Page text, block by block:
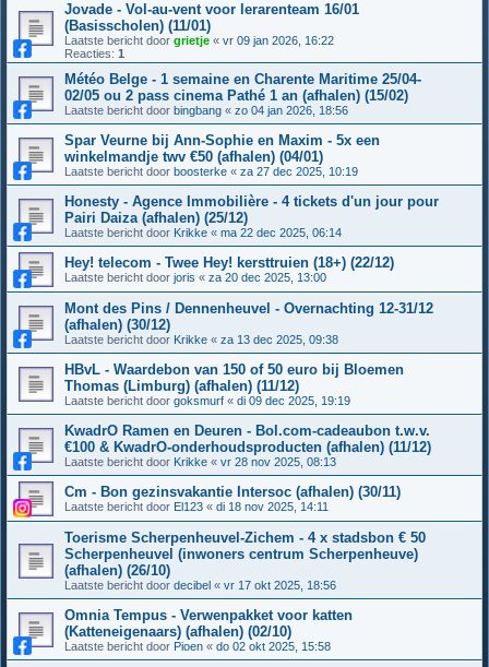
Jovade - Vol-au-vent voor lerarenteam 16/01
(Basisscholen) (11/01)
Laatste bericht door grietje « vr 09 jan 2026, 16:22
Reacties: 1
Météo Belge - 1 semaine en Charente Maritime 25/04-
02/05 ou 2 pass cinema Pathé 1 an (afhalen) (15/02)
Laatste bericht door bingbang « zo 04 jan 2026, 18:56
Spar Veurne bij Ann-Sophie en Maxim - 5x een
winkelmandje twv €50 (afhalen) (04/01)
Laatste bericht door boosterke « za 27 dec 2025, 10:19
Honesty - Agence Immobilière - 4 tickets d'un jour pour
Pairi Daiza (afhalen) (25/12)
Laatste bericht door Krikke « ma 22 dec 2025, 06:14
Hey! telecom - Twee Hey! kersttruien (18+) (22/12)
Laatste bericht door joris « za 20 dec 2025, 13:00
Mont des Pins / Dennenheuvel - Overnachting 12-31/12
(afhalen) (30/12)
Laatste bericht door Krikke « za 13 dec 2025, 09:38
HBvL - Waardebon van 150 of 50 euro bij Bloemen
Thomas (Limburg) (afhalen) (11/12)
Laatste bericht door goksmurf « di 09 dec 2025, 19:19
KwadrO Ramen en Deuren - Bol.com-cadeaubon t.w.v.
€100 & KwadrO-onderhoudsproducten (afhalen) (11/12)
Laatste bericht door Krikke « vr 28 nov 2025, 08:13
Cm - Bon gezinsvakantie Intersoc (afhalen) (30/11)
Laatste bericht door El123 « di 18 nov 2025, 14:11
Toerisme Scherpenheuvel-Zichem - 4 x stadsbon € 50
Scherpenheuvel (inwoners centrum Scherpenheuve)
(afhalen) (26/10)
Laatste bericht door decibel « vr 17 okt 2025, 18:56
Omnia Tempus - Verwenpakket voor katten
(Katteneigenaars) (afhalen) (02/10)
Laatste bericht door Pioen « do 02 okt 2025, 15:58